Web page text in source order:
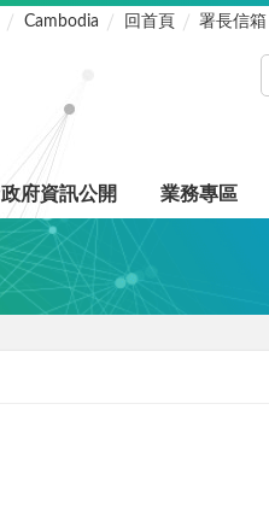
Cambodia 回首頁 署長信箱
政府資訊公開 業務專區